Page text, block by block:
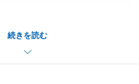
続きを読む
。
なる物件にはなったかと思います
得のいくお取引となっておりま